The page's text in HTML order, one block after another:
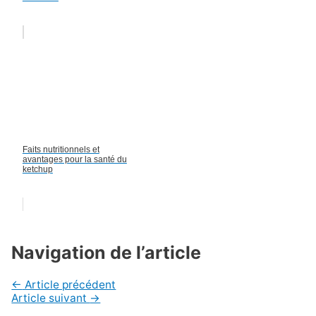
Faits nutritionnels et
avantages pour la santé du
ketchup
Navigation de l’article
← Article précédent
Article suivant →